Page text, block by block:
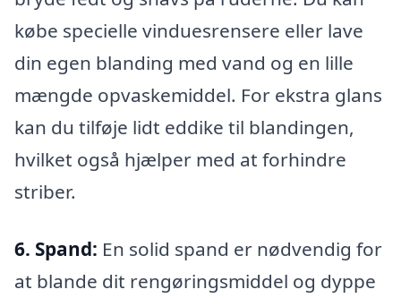
købe specielle vinduesrensere eller lave
din egen blanding med vand og en lille
mængde opvaskemiddel. For ekstra glans
kan du tilføje lidt eddike til blandingen,
hvilket også hjælper med at forhindre
striber.
6. Spand: En solid spand er nødvendig for
at blande dit rengøringsmiddel og dyppe